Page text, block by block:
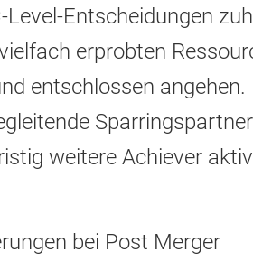
Entscheidungen
erprobten
entschlossen angehen.
weitere Achiever
bei Post Merger